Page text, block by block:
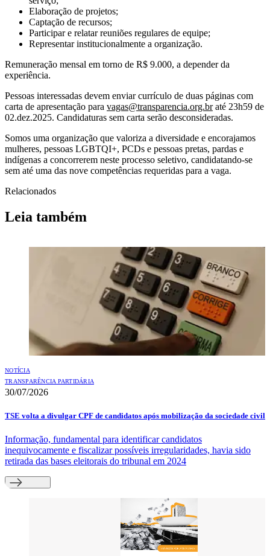
Elaboração de projetos;
Captação de recursos;
Participar e relatar reuniões regulares de equipe;
Representar institucionalmente a organização.
Remuneração mensal em torno de R$ 9.000, a depender da
experiência.
Pessoas interessadas devem enviar currículo de duas páginas com
carta de apresentação para vagas@transparencia.org.braté 23h59 de
02.dez.2025. Candidaturas sem carta serão desconsideradas.
Somos uma organização que valoriza a diversidade e encorajamos
mulheres, pessoas LGBTQI+, PCDs e pessoas pretas, pardas e
indígenas a concorrerem neste processo seletivo, candidatando-se
sem até uma das nove competências requeridas para a vaga.
Relacionados
Leia também
NOTÍCIA
TRANSPARÊNCIA PARTIDÁRIA
30/07/2026
TSE volta a divulgar CPF de candidatos após mobilização da sociedade civil
Informação, fundamental para identificar candidatos
inequivocamente e fiscalizar possíveis irregularidades, havia sido
retirada das bases eleitorais do tribunal em 2024